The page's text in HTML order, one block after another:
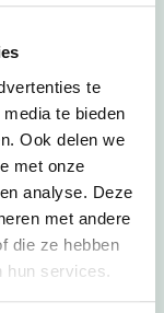
te
te bieden
Ook delen we
met onze
analyse. Deze
met andere
die ze hebben
hun services.